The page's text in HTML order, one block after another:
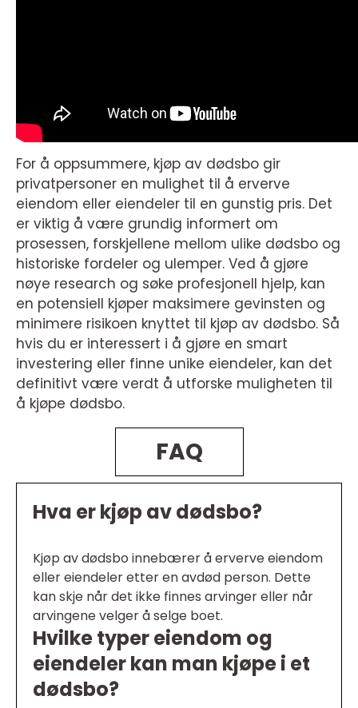
For å oppsummere, kjøp av dødsbo gir
privatpersoner en mulighet til å erverve
eiendom eller eiendeler til en gunstig pris. Det
er viktig å være grundig informert om
prosessen, forskjellene mellom ulike dødsbo og
historiske fordeler og ulemper. Ved å gjøre
nøye research og søke profesjonell hjelp, kan
en potensiell kjøper maksimere gevinsten og
minimere risikoen knyttet til kjøp av dødsbo. Så
hvis du er interessert i å gjøre en smart
investering eller finne unike eiendeler, kan det
definitivt være verdt å utforske muligheten til
å kjøpe dødsbo.
FAQ
Hva er kjøp av dødsbo?
Kjøp av dødsbo innebærer å erverve eiendom
eller eiendeler etter en avdød person. Dette
kan skje når det ikke finnes arvinger eller når
arvingene velger å selge boet.
Hvilke typer eiendom og
eiendeler kan man kjøpe i et
dødsbo?